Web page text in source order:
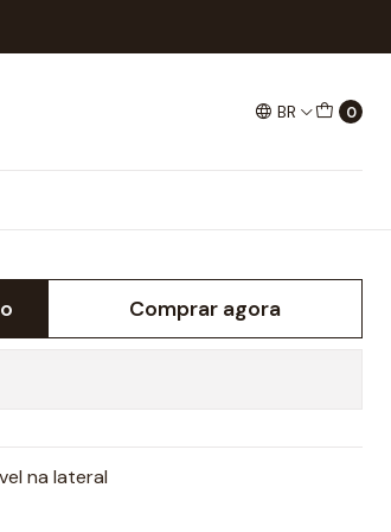
BR 0
Comprar agora
na lateral